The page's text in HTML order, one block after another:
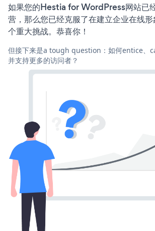
如果您的Hestia for WordPress网站已
营，那么您已经克服了在建立企业在线
个重大挑战。恭喜你！
但接下来是a tough question：如何entice、
并支持更多的访问者？